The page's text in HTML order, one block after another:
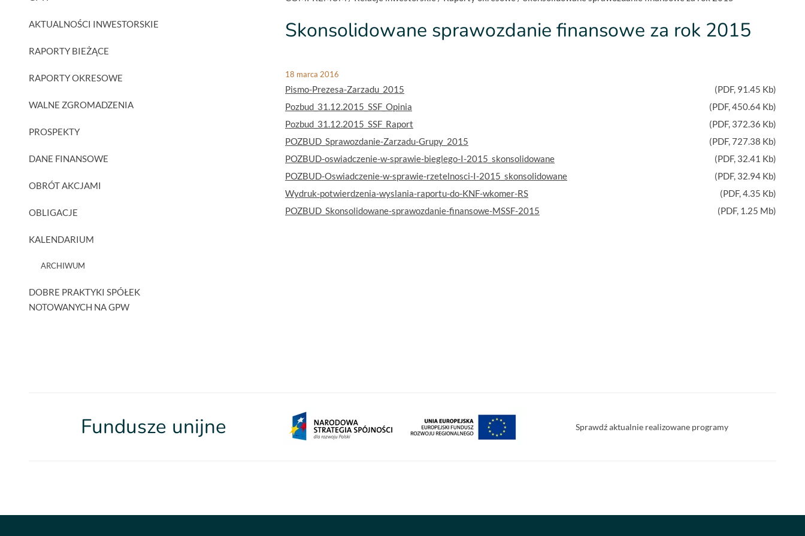
AKTUALNOŚCI INWESTORSKIE
RAPORTY BIEŻĄCE
RAPORTY OKRESOWE
WALNE ZGROMADZENIA
PROSPEKTY
DANE FINANSOWE
OBRÓT AKCJAMI
OBLIGACJE
KALENDARIUM
ARCHIWUM
DOBRE PRAKTYKI SPÓŁEK
NOTOWANYCH NA GPW
Skonsolidowane sprawozdanie finansowe za rok 2015
18 marca 2016
Pismo-Prezesa-Zarzadu_2015 (PDF, 91.45 Kb)
Pozbud_31.12.2015_SSF_Opinia
(PDF, 450.64 Kb)
Pozbud_31.12.2015_SSF_Raport
(PDF, 372.36 Kb)
POZBUD_Sprawozdanie-Zarzadu-Grupy_2015
(PDF, 727.38 Kb)
POZBUD-oswiadczenie-w-sprawie-bieglego-I-2015_skonsolidowane
(PDF, 32.41 Kb)
POZBUD-Oswiadczenie-w-sprawie-rzetelnosci-I-2015_skonsolidowane
(PDF, 32.94 Kb)
Wydruk-potwierdzenia-wyslania-raportu-do-KNF-wkomer-RS
(PDF, 4.35 Kb)
POZBUD_Skonsolidowane-sprawozdanie-finansowe-MSSF-2015
(PDF, 1.25 Mb)
Fundusze unijne Sprawdź aktualnie realizowane programy